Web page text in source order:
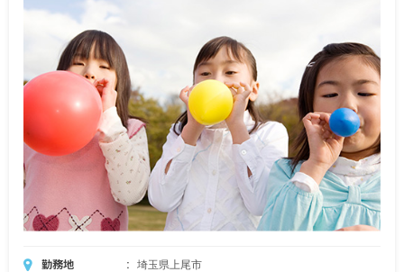
勤務地 埼玉県上尾市